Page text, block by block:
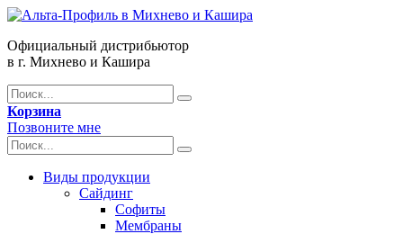
Официальный дистрибьютор
в г. Михнево и Кашира
Корзина
Позвоните мне
Виды продукции
Сайдинг
Софиты
Мембраны